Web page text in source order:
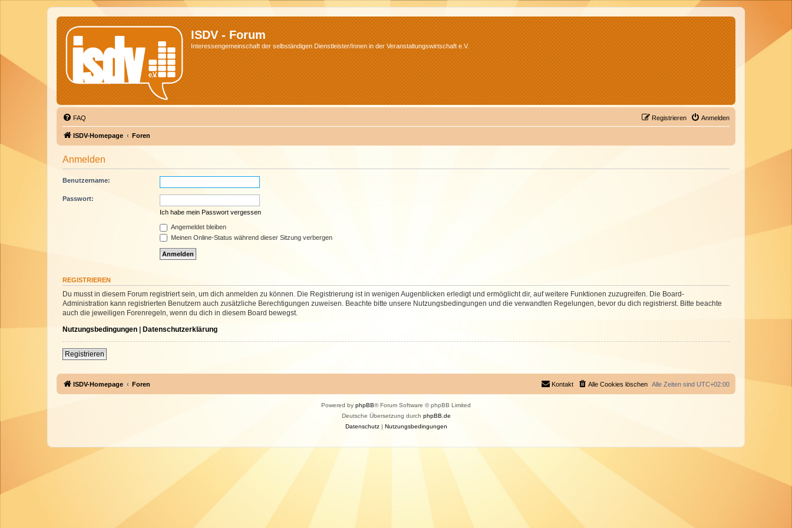
ISDV - Forum
Interessengemeinschaft der selbständigen Dienstleister/Innen in der Veranstaltungswirtschaft e.V.
FAQ Anmelden
Registrieren
ISDV-Homepage Foren
Anmelden
Benutzername:
Passwort:
Ich habe mein Passwort vergessen
Angemeldet bleiben
Meinen Online-Status während dieser Sitzung verbergen
REGISTRIEREN
Du musst in diesem Forum registriert sein, um dich anmelden zu können. Die Registrierung ist in wenigen Augenblicken erledigt und ermöglicht dir, auf weitere Funktionen zuzugreifen. Die Board-
Administration kann registrierten Benutzern auch zusätzliche Berechtigungen zuweisen. Beachte bitte unsere Nutzungsbedingungen und die verwandten Regelungen, bevor du dich registrierst. Bitte beachte
auch die jeweiligen Forenregeln, wenn du dich in diesem Board bewegst.
Nutzungsbedingungen | Datenschutzerklärung
Registrieren
ISDV-Homepage Foren Alle Zeiten sind UTC+02:00
Alle Cookies löschen
Kontakt
Powered by phpBB® Forum Software © phpBB Limited
Deutsche Übersetzung durch phpBB.de
Datenschutz| Nutzungsbedingungen